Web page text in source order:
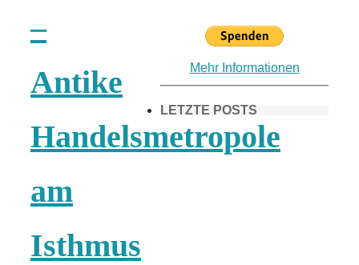
–
Antike
Handelsmetropole
am
Isthmus
Mehr Informationen
LETZTE POSTS